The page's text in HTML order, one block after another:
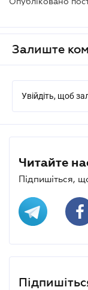
Залиште
Увійдіть, щоб
Читайте
Підпишіться,